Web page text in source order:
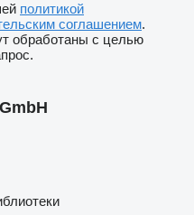
политикой
соглашением.
обработаны с целью